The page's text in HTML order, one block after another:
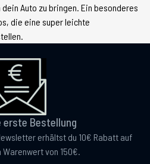
Auto zu bringen. Ein besonderes
die eine super leichte
Bestellung
erhältst du 10€ Rabatt auf
von 150€.